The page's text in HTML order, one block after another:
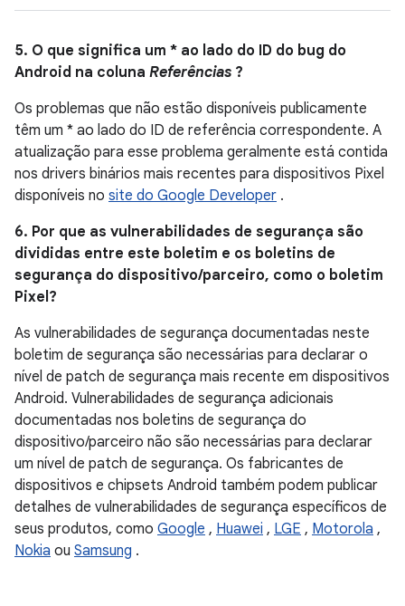
5. O que significa um * ao lado do ID do bug do
Android na coluna Referências ?
Os problemas que não estão disponíveis publicamente
têm um * ao lado do ID de referência correspondente. A
atualização para esse problema geralmente está contida
nos drivers binários mais recentes para dispositivos Pixel
disponíveis no site do Google Developer .
6. Por que as vulnerabilidades de segurança são
divididas entre este boletim e os boletins de
segurança do dispositivo/parceiro, como o boletim
Pixel?
As vulnerabilidades de segurança documentadas neste
boletim de segurança são necessárias para declarar o
nível de patch de segurança mais recente em dispositivos
Android. Vulnerabilidades de segurança adicionais
documentadas nos boletins de segurança do
dispositivo/parceiro não são necessárias para declarar
um nível de patch de segurança. Os fabricantes de
dispositivos e chipsets Android também podem publicar
detalhes de vulnerabilidades de segurança específicos de
seus produtos, como Google , Huawei , LGE , Motorola ,
Nokia ou Samsung .